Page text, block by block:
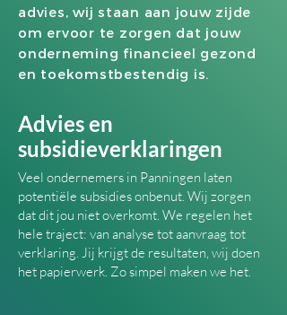
advies, wij staan aan jouw zijde
om ervoor te zorgen dat jouw
onderneming financieel gezond
en toekomstbestendig is.
Advies en
subsidieverklaringen
Veel ondernemers in Panningen laten
potentiële subsidies onbenut. Wij zorgen
dat dit jou niet overkomt. We regelen het
hele traject: van analyse tot aanvraag tot
verklaring. Jij krijgt de resultaten, wij doen
het papierwerk. Zo simpel maken we het.